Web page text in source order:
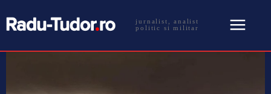
jurnalist, analist
politic si militar